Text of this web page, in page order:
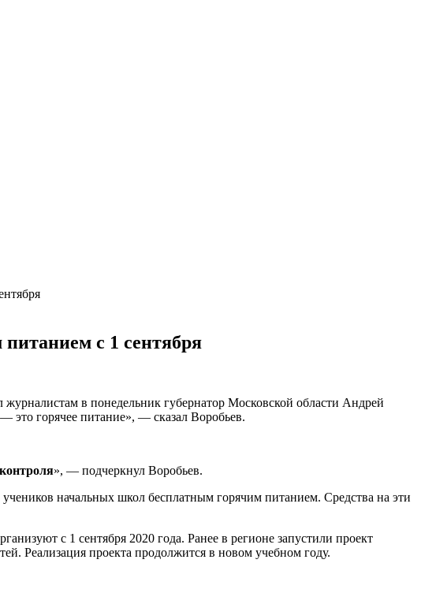
с 1 сентября
в понедельник губернатор Московской области Андрей
горячее питание», — сказал Воробьев.
», — подчеркнул Воробьев.
начальных школ бесплатным горячим питанием. Средства на эти
с 1 сентября 2020 года. Ранее в регионе запустили проект
Реализация проекта продолжится в новом учебном году.